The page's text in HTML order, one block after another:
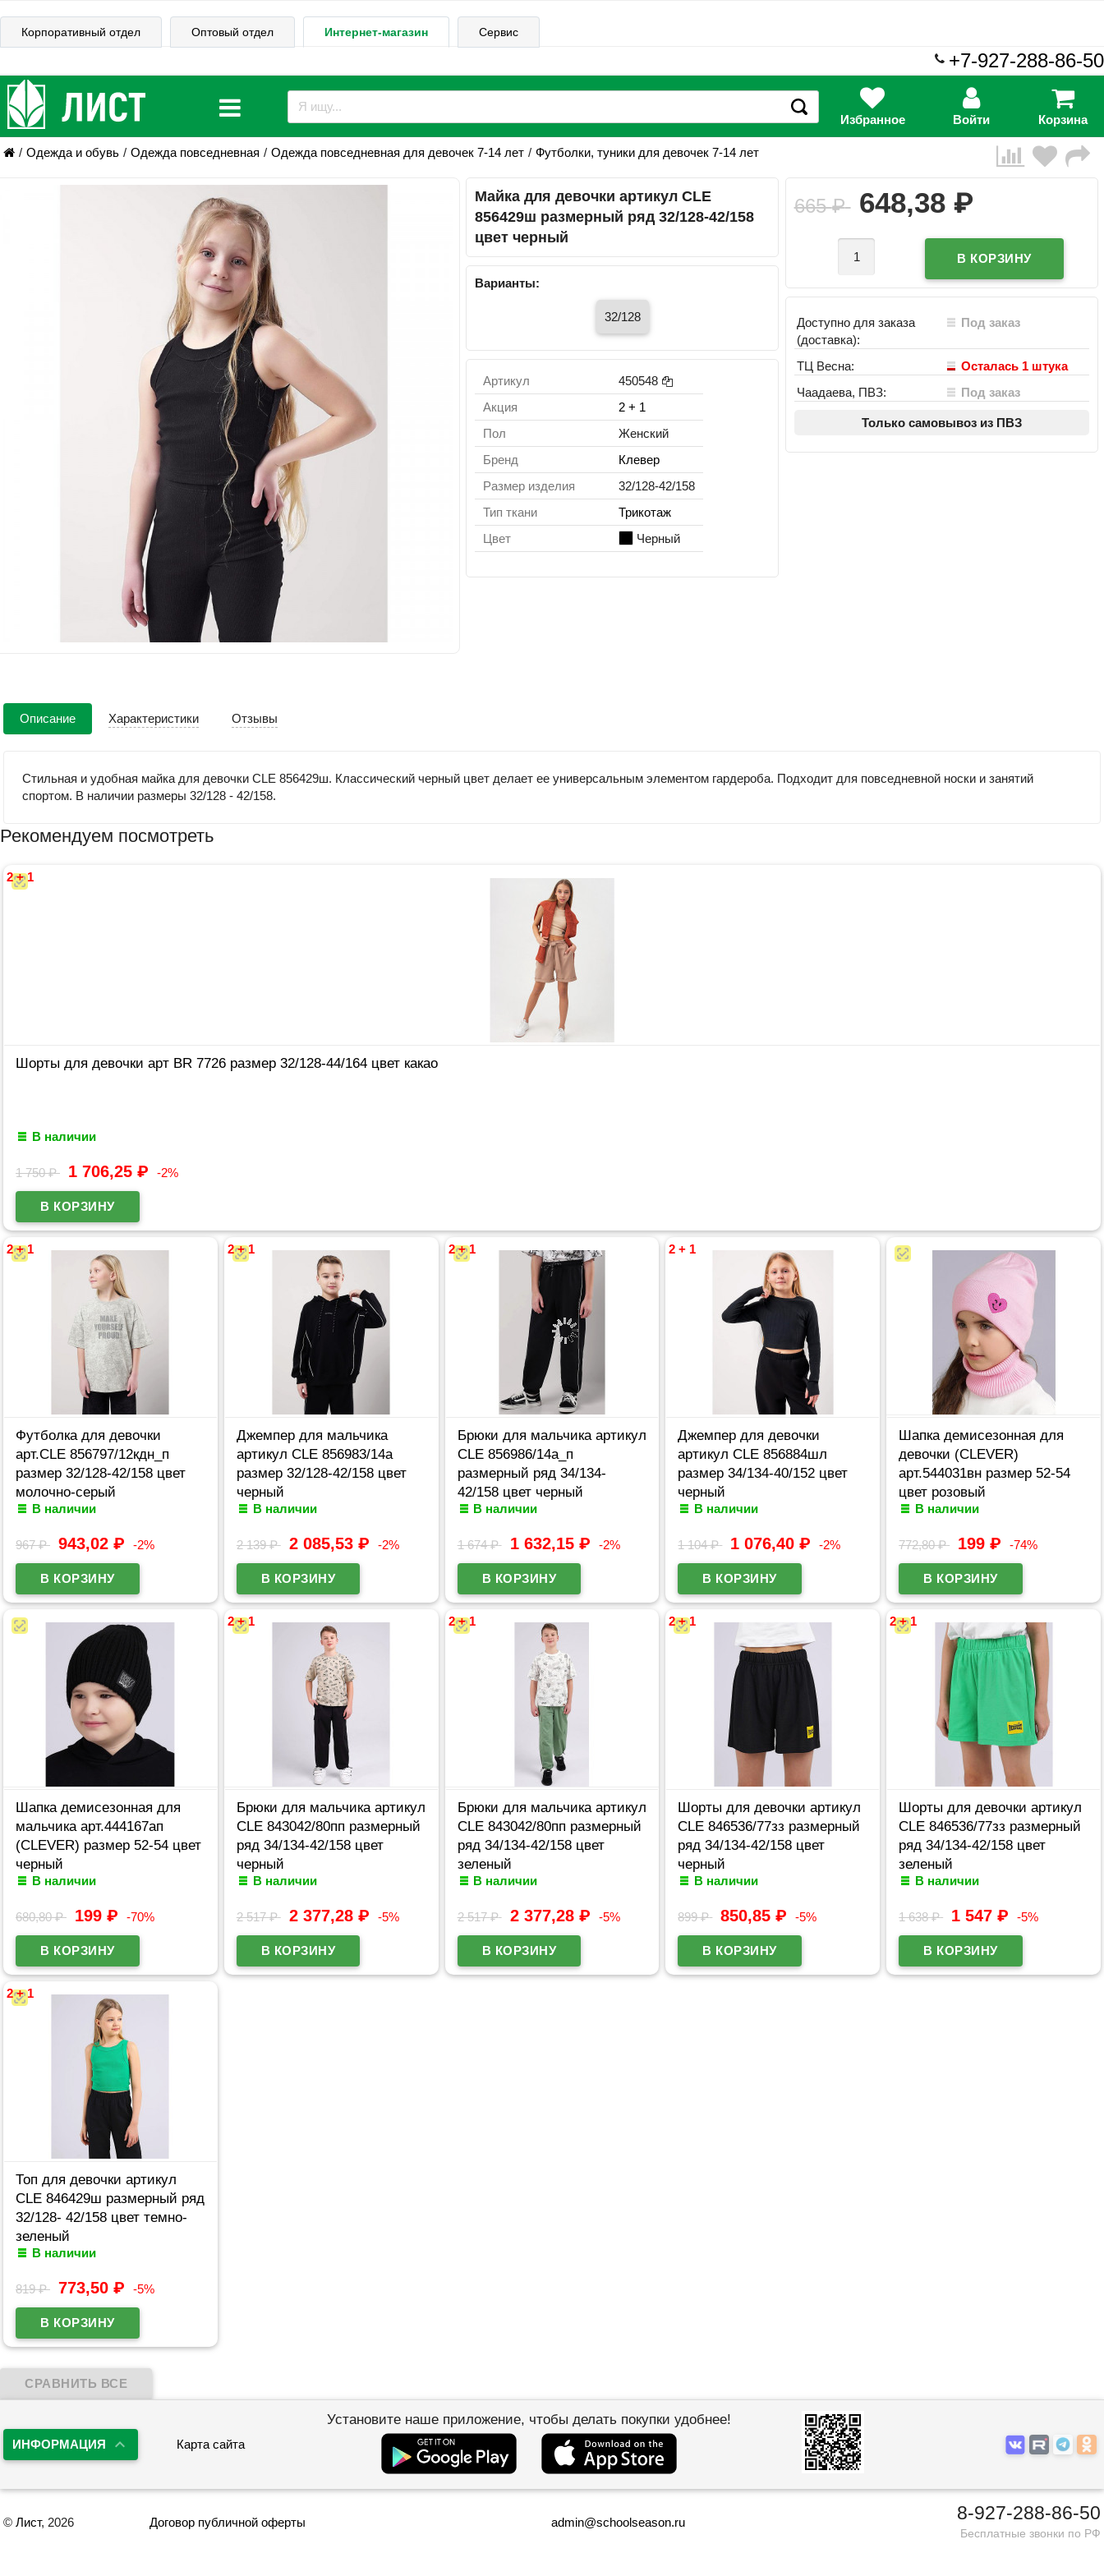
Корпоративный отдел Оптовый отдел Интернет-магазин Сервис
+7-927-288-86-50
Избранное Войти Корзина
Одежда и обувь Одежда повседневная Одежда повседневная для девочек 7-14 лет Футболки, туники для девочек 7-14 лет
Майка для девочки артикул CLE
856429ш размерный ряд 32/128-42/158
цвет черный
Варианты:
32/128
Артикул
450548
Акция
2 + 1
Пол
Женский
Бренд
Клевер
Размер изделия
32/128-42/158
Тип ткани
Трикотаж
Цвет
Черный
665₽ 648,38 ₽
Доступно для заказа
(доставка):
Под заказ
ТЦ Весна:
Осталась 1 штука
Чаадаева, ПВЗ:
Под заказ
Только самовывоз из ПВЗ
Описание Характеристики Отзывы
Стильная и удобная майка для девочки CLE 856429ш. Классический черный цвет делает ее универсальным элементом гардероба. Подходит для повседневной носки и занятий
спортом. В наличии размеры 32/128 - 42/158.
Рекомендуем посмотреть
2 + 1
Шорты для девочки арт BR 7726 размер 32/128-44/164 цвет какао
В наличии
1 750₽ 1 706,25 ₽ -2%
2 + 1
Футболка для девочки
арт.CLE 856797/12кдн_п
размер 32/128-42/158 цвет
молочно-серый
В наличии
967₽ 943,02 ₽ -2%
2 + 1
Джемпер для мальчика
артикул CLE 856983/14а
размер 32/128-42/158 цвет
черный
В наличии
2 139₽ 2 085,53 ₽ -2%
2 + 1
Брюки для мальчика артикул
CLE 856986/14а_п
размерный ряд 34/134-
42/158 цвет черный
В наличии
1 674₽ 1 632,15 ₽ -2%
2 + 1
Джемпер для девочки
артикул CLE 856884шл
размер 34/134-40/152 цвет
черный
В наличии
1 104₽ 1 076,40₽ -2%
Шапка демисезонная для
девочки (CLEVER)
арт.544031вн размер 52-54
цвет розовый
В наличии
772,80₽ 199₽ -74%
Шапка демисезонная для
мальчика арт.444167ап
(CLEVER) размер 52-54 цвет
черный
В наличии
680,80₽ 199 ₽ -70%
2 + 1
Брюки для мальчика артикул
CLE 843042/80пп размерный
ряд 34/134-42/158 цвет
черный
В наличии
2 517₽ 2 377,28 ₽ -5%
2 + 1
Брюки для мальчика артикул
CLE 843042/80пп размерный
ряд 34/134-42/158 цвет
зеленый
В наличии
2 517₽ 2 377,28 ₽ -5%
2 + 1
Шорты для девочки артикул
CLE 846536/77зз размерный
ряд 34/134-42/158 цвет
черный
В наличии
899₽ 850,85₽ -5%
2 + 1
Шорты для девочки артикул
CLE 846536/77зз размерный
ряд 34/134-42/158 цвет
зеленый
В наличии
1 638₽ 1 547₽ -5%
2 + 1
Топ для девочки артикул
CLE 846429ш размерный ряд
32/128- 42/158 цвет темно-
зеленый
В наличии
819₽ 773,50 ₽ -5%
ИНФОРМАЦИЯ Карта сайта
Установите наше приложение, чтобы делать покупки удобнее!
© Лист, 2026 Договор публичной оферты admin@schoolseason.ru 8-927-288-86-50
Бесплатные звонки по РФ